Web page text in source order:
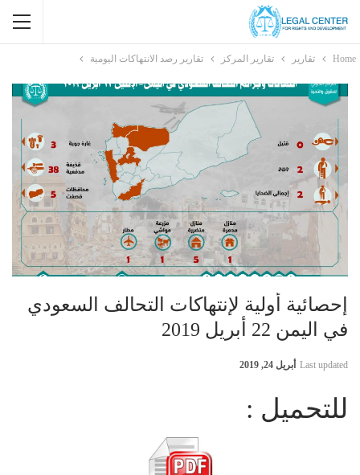
Home تقارير تقارير المركز تقارير رصد الانتهاكات اليومية
إحصائية أولية لإنتهاكات التحالف السعودي
في اليمن 22 أبريل 2019
Last updated أبريل 24, 2019
للتحميل :